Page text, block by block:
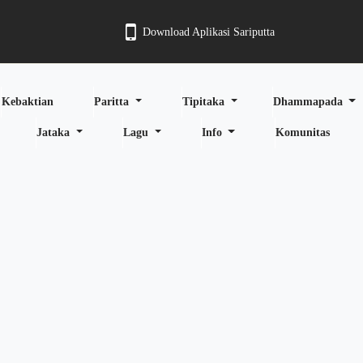
Download Aplikasi Sariputta
Kebaktian Paritta Tipitaka Dhammapada
Jataka Lagu Info Komunitas